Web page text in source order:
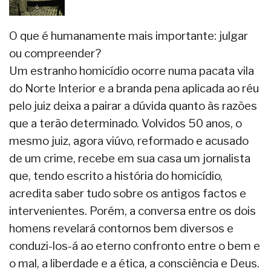
O que é humanamente mais importante: julgar
ou compreender?
Um estranho homicídio ocorre numa pacata vila
do Norte Interior e a branda pena aplicada ao réu
pelo juiz deixa a pairar a dúvida quanto às razões
que a terão determinado. Volvidos 50 anos, o
mesmo juiz, agora viúvo, reformado e acusado
de um crime, recebe em sua casa um jornalista
que, tendo escrito a história do homicídio,
acredita saber tudo sobre os antigos factos e
intervenientes. Porém, a conversa entre os dois
homens revelará contornos bem diversos e
conduzi-los-á ao eterno confronto entre o bem e
o mal, a liberdade e a ética, a consciência e Deus.